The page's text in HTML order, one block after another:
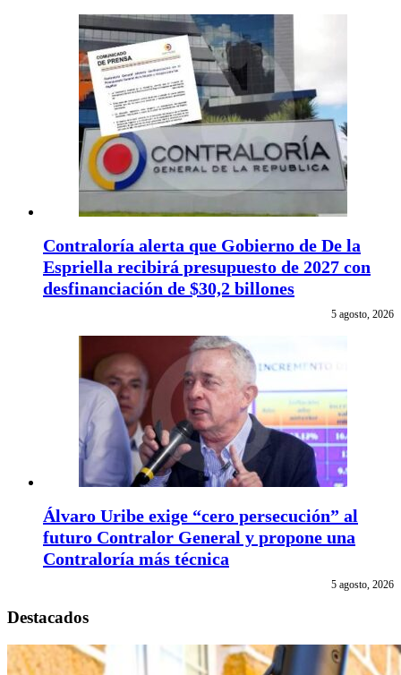
Contraloría alerta que Gobierno de De la
Espriella recibirá presupuesto de 2027 con
desfinanciación de $30,2 billones
5 agosto, 2026
Álvaro Uribe exige “cero persecución” al
futuro Contralor General y propone una
Contraloría más técnica
5 agosto, 2026
Destacados